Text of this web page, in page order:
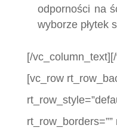
odporności na
wyborze płytek
[/
[vc_row